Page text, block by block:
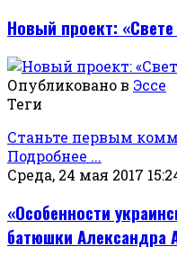
Новый проект:
Опубликовано в Эссе
Теги
Станьте первым
Подробнее ...
Среда, 24 мая 2017
«Особенности
батюшки Александра